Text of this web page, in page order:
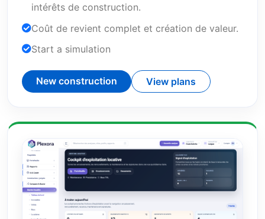
intérêts de construction.
Coût de revient complet et création de valeur.
Start a simulation
New construction View plans